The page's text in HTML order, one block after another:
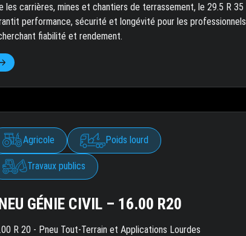
les carrières, mines et chantiers de terrassement, le 29.5 R 35
performance, sécurité et longévité pour les professionnels
fiabilité et rendement.
Agricole Poids lourd
Travaux publics
GÉNIE CIVIL – 16.00 R20
R 20 - Pneu Tout-Terrain et Applications Lourdes